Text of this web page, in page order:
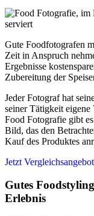
Gute Foodfotografen
Zeit in Anspruch
Ergebnisse
Zubereitung der
Jeder Fotograf hat
seiner Tätigkeit
Food Fotografie gibt
Bild, das den
Kauf des Produktes
Jetzt
Gutes
Erlebnis